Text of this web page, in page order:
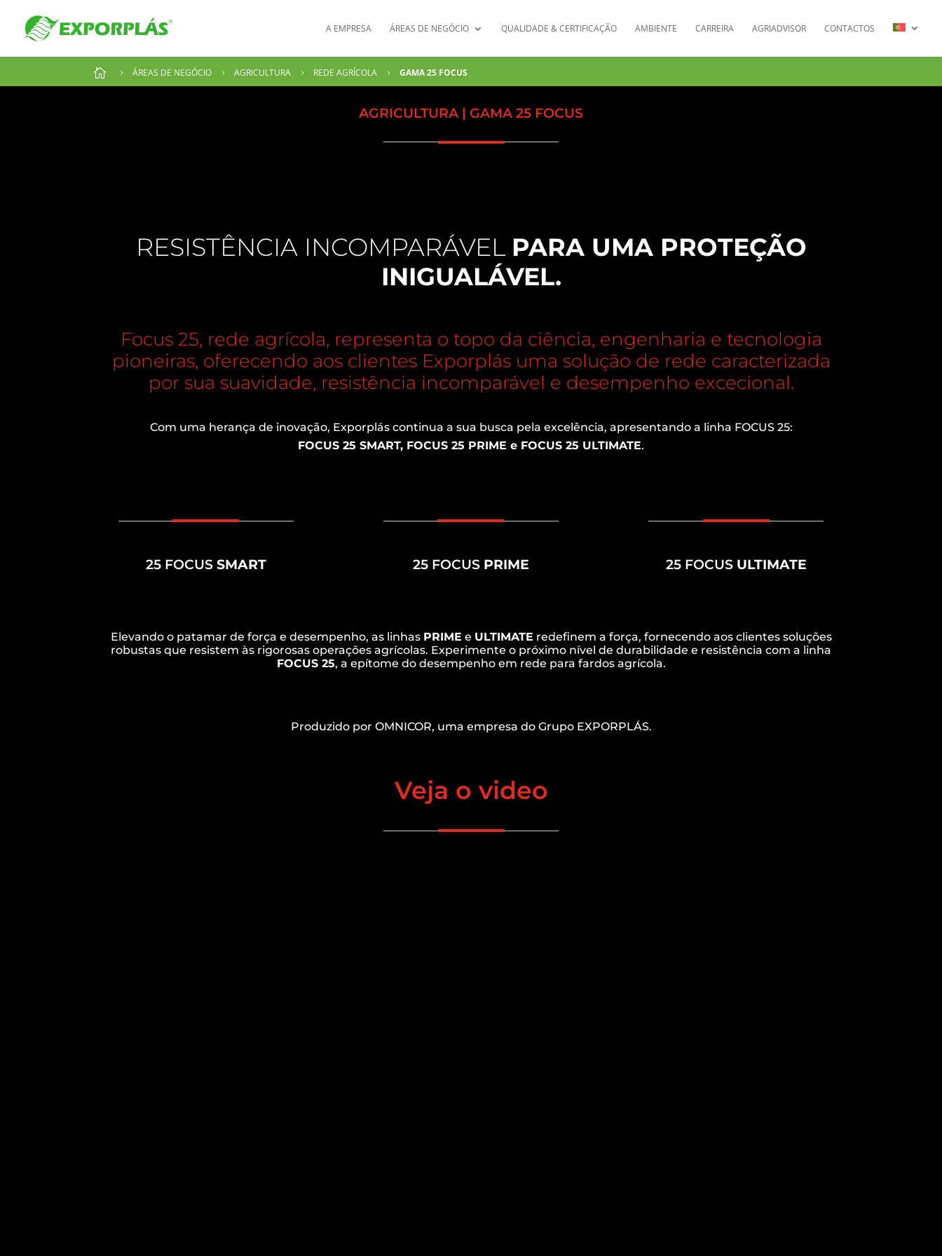
A EMPRESA ÁREAS DE NEGÓCIO QUALIDADE & CERTIFICAÇÃO AMBIENTE CARREIRA AGRIADVISOR CONTACTOS
 5 ÁREAS DE NEGÓCIO 5 AGRICULTURA 5 REDE AGRÍCOLA 5 GAMA 25 FOCUS
AGRICULTURA | GAMA 25 FOCUS
RESISTÊNCIA INCOMPARÁVEL PARA UMA PROTEÇÃO
INIGUALÁVEL.
Focus 25, rede agrícola, representa o topo da ciência, engenharia e tecnologia
pioneiras, oferecendo aos clientes Exporplás uma solução de rede caracterizada
por sua suavidade, resistência incomparável e desempenho excecional.
Com uma herança de inovação, Exporplás continua a sua busca pela excelência, apresentando a linha FOCUS 25:
FOCUS 25 SMART, FOCUS 25 PRIME e FOCUS 25 ULTIMATE.
25 FOCUS SMART 25 FOCUS PRIME 25 FOCUS ULTIMATE
Elevando o patamar de força e desempenho, as linhas PRIME e ULTIMATE redefinem a força, fornecendo aos clientes soluções
robustas que resistem às rigorosas operações agrícolas. Experimente o próximo nível de durabilidade e resistência com a linha
FOCUS 25, a epítome do desempenho em rede para fardos agrícola.
Produzido por OMNICOR, uma empresa do Grupo EXPORPLÁS.
Veja o video